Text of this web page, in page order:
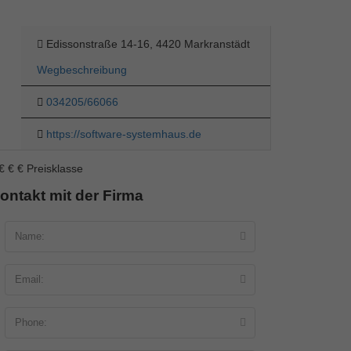
Edissonstraße 14-16, 4420 Markranstädt
Wegbeschreibung
034205/66066
https://software-systemhaus.de
€ € Preisklasse
mit der Firma